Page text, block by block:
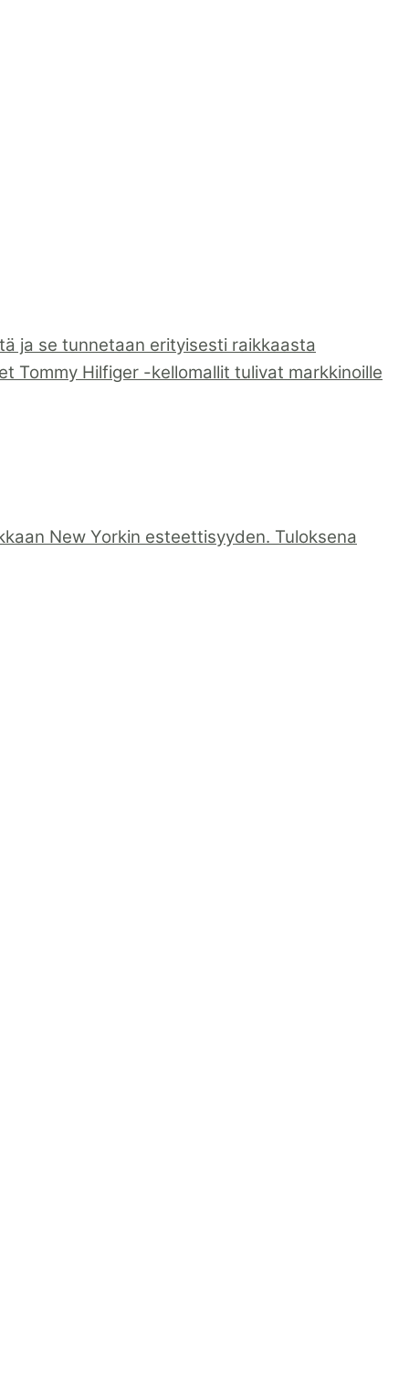
ja se tunnetaan erityisesti raikkaasta
Tommy Hilfiger -kellomallit tulivat markkinoille
New Yorkin esteettisyyden. Tuloksena